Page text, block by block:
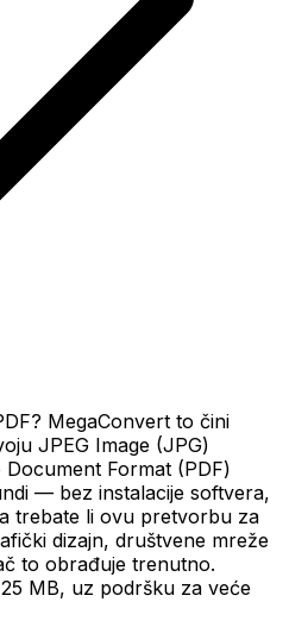
MegaConvert to čini
JPEG Image (JPG)
Format (PDF)
— bez instalacije softvera,
trebate li ovu pretvorbu za
dizajn, društvene mreže
to obrađuje trenutno.
MB, uz podršku za veće